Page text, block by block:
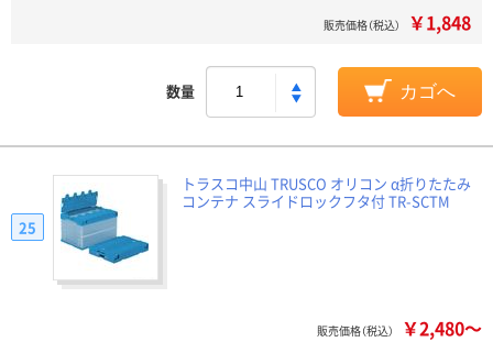
販売価格（税込） ￥1,848
数量 カゴへ
トラスコ中山 TRUSCO オリコン α折りたたみ
コンテナ スライドロックフタ付 TR-SCTM
25
販売価格（税込） ￥2,480～